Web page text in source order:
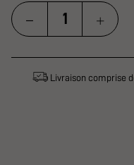
Livraison comprise